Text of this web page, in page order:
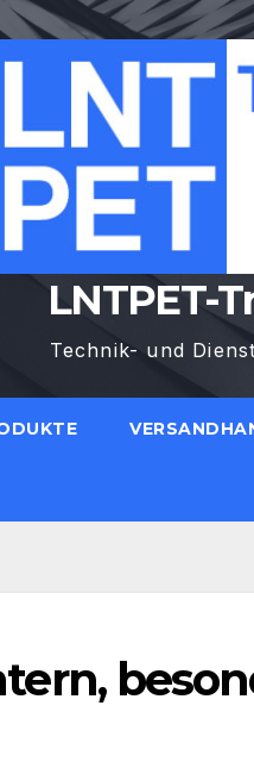
LNTPET-
Technik- und